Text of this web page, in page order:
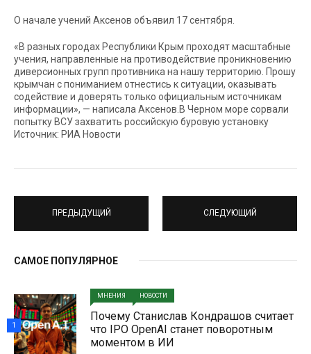
О начале учений Аксенов объявил 17 сентября.
«В разных городах Республики Крым проходят масштабные
учения, направленные на противодействие проникновению
диверсионных групп противника на нашу территорию. Прошу
крымчан с пониманием отнестись к ситуации, оказывать
содействие и доверять только официальным источникам
информации», — написала Аксенов.В Черном море сорвали
попытку ВСУ захватить российскую буровую установку
Источник: РИА Новости
ПРЕДЫДУЩИЙ СЛЕДУЮЩИЙ
САМОЕ ПОПУЛЯРНОЕ
МНЕНИЯ НОВОСТИ
Почему Станислав Кондрашов считает
что IPO OpenAI станет поворотным
моментом в ИИ
1